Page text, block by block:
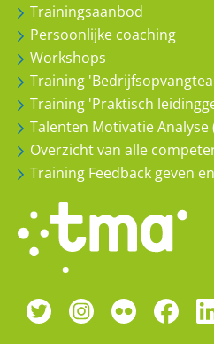
Trainingsaanbod
Persoonlijke coaching
Workshops
Training
Training 'Praktisch
Talenten Motivatie Analyse
Overzicht van alle
Training Feedback geven